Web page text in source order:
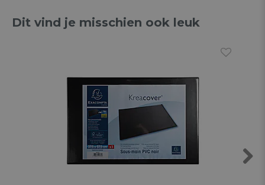
Dit vind je misschien ook leuk